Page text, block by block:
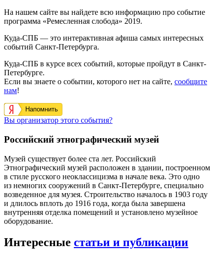
На нашем сайте вы найдете всю информацию про событие
программа «Ремесленная слобода» 2019.
Куда-СПБ — это интерактивная афиша самых интересных
событий Санкт-Петербурга.
Куда-СПБ в курсе всех событий, которые пройдут в Санкт-
Петербурге.
Если вы знаете о событии, которого нет на сайте, сообщите
нам!
Напомнить
Вы организатор этого события?
Российский этнографический музей
Музей существует более ста лет. Российский
Этнографический музей расположен в здании, построенном
в стиле русского неоклассицизма в начале века. Это одно
из немногих сооружений в Санкт-Петербурге, специально
возведенное для музея. Строительство началось в 1903 году
и длилось вплоть до 1916 года, когда была завершена
внутренняя отделка помещений и установлено музейное
оборудование.
Интересные статьи и публикации